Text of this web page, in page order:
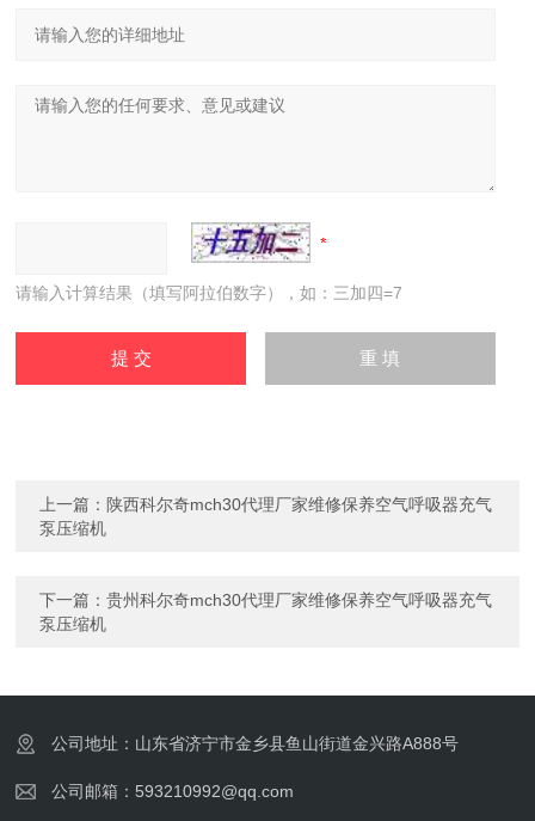
请输入计算结果（填写阿拉伯数字），如：三加四=7
上一篇： 陕西科尔奇mch30代理厂家维修保养空气呼吸器充气
泵压缩机
下一篇：贵州科尔奇mch30代理厂家维修保养空气呼吸器充气
泵压缩机
公司地址：山东省济宁市金乡县鱼山街道金兴路A888号
公司邮箱：593210992@qq.com